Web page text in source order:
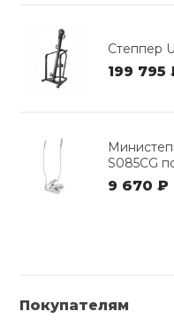
Степпер
199 795
S085CG
9 670 ₽
Покупателям